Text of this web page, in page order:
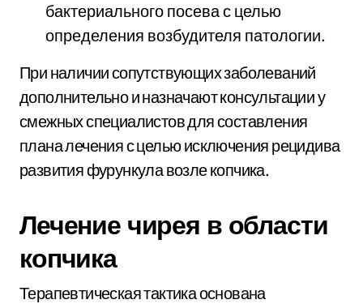
бактериального посева с целью
определения возбудителя патологии.
При наличии сопутствующих заболеваний
дополнительно и назначают консультации у
смежных специалистов для составления
плана лечения с целью исключения рецидива
развития фурункула возле копчика.
Лечение чирея в области
копчика
Терапевтическая тактика основана